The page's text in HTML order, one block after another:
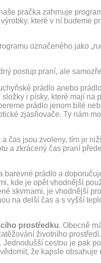
pračka zahrnuje
které v ní budeme
označeného jako
postup praní, ale
prádlo anebo
i písky, které mají na
prádlo jenom bílé
zjasňovače. Ty nám
čas jsou zvoleny, tím je
a zkrácený čas praní
barevné prádlo a
kde je opět vhodnější
skvrnami, je vhodnější
na delší čas a s vyšší
prostředku. Obecně
životního
cestou je pak
že kapsle